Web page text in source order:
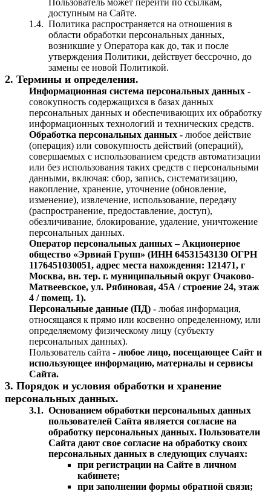
Пользователь может перейти по ссылкам,
доступным на Сайте.
1.4. Политика распространяется на отношения в
области обработки персональных данных,
возникшие у Оператора как до, так и после
утверждения Политики, действует бессрочно, до
замены ее новой Политикой.
2. Термины и определения.
Информационная система персональных данных -
совокупность содержащихся в базах данных
персональных данных и обеспечивающих их обработку
информационных технологий и технических средств.
Обработка персональных данных - любое действие
(операция) или совокупность действий (операций),
совершаемых с использованием средств автоматизации
или без использования таких средств с персональными
данными, включая: сбор, запись, систематизацию,
накопление, хранение, уточнение (обновление,
изменение), извлечение, использование, передачу
(распространение, предоставление, доступ),
обезличивание, блокирование, удаление, уничтожение
персональных данных.
Оператор персональных данных – Акционерное
общество «Эрвиай Групп» (ИНН 64531543130 ОГРН
1176451030051, адрес места нахождения: 121471, г
Москва, вн. тер. г. муниципальный округ Очаково-
Матвеевское, ул. Рябиновая, 45А / строение 24, этаж
4 / помещ. 1).
Персональные данные (ПД) - любая информация,
относящаяся к прямо или косвенно определенному, или
определяемому физическому лицу (субъекту
персональных данных).
Пользователь сайта - любое лицо, посещающее Сайт и
использующее информацию, материалы и сервисы
Сайта.
3. Порядок и условия обработки и хранение
персональных данных.
3.1. Основанием обработки персональных данных
пользователей Сайта является согласие на
обработку персональных данных. Пользователи
Сайта дают свое согласие на обработку своих
персональных данных в следующих случаях:
при регистрации на Сайте в личном
кабинете;
при заполнении формы обратной связи;